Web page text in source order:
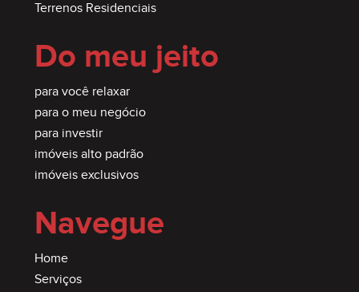
Terrenos Residenciais
Do meu jeito
para você relaxar
para o meu negócio
para investir
imóveis alto padrão
imóveis exclusivos
Navegue
Home
Serviços